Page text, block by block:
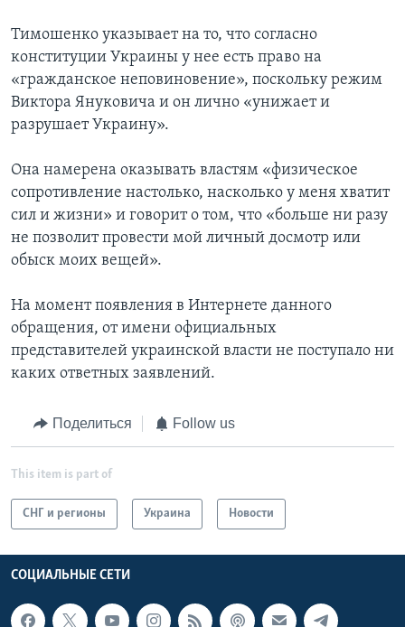
Тимошенко указывает на то, что согласно
конституции Украины у нее есть право на
«гражданское неповиновение», поскольку режим
Виктора Януковича и он лично «унижает и
разрушает Украину».
Она намерена оказывать властям «физическое
сопротивление настолько, насколько у меня хватит
сил и жизни» и говорит о том, что «больше ни разу
не позволит провести мой личный досмотр или
обыск моих вещей».
На момент появления в Интернете данного
обращения, от имени официальных
представителей украинской власти не поступало ни
каких ответных заявлений.
Поделиться Follow us
This item is part of
СНГ и регионы Украина Новости
СОЦИАЛЬНЫЕ СЕТИ